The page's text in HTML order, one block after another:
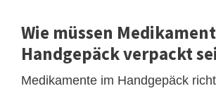
Wie müssen
Handgepäck verpackt
Medikamente im Handgepäck